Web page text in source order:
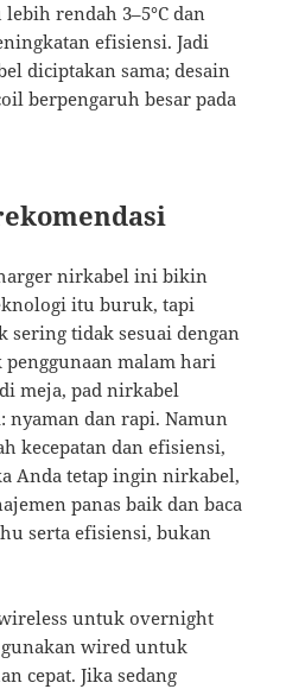
rendah 3–5°C dan
efisiensi. Jadi
diciptakan sama; desain
berpengaruh besar pada
nirkabel ini bikin
itu buruk, tapi
sering tidak sesuai dengan
malam hari
meja, pad nirkabel
dan rapi. Namun
kecepatan dan efisiensi,
Anda tetap ingin nirkabel,
panas baik dan baca
serta efisiensi, bukan
untuk overnight
wired untuk
cepat. Jika sedang